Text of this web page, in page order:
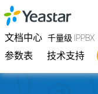
跳转到主要内容
文档中心 千量级 IPPBX
参数表 技术支持
Yeastar千量级 IPPBX